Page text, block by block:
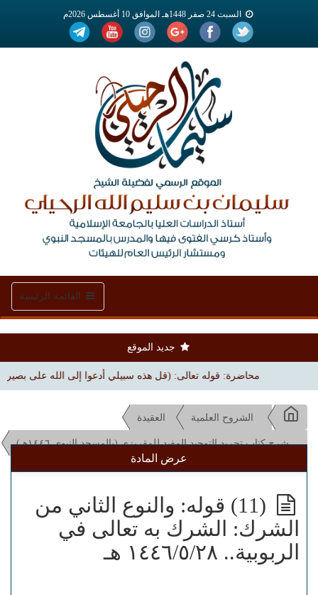
السبت 24 صفر 1448هـ الموافق 10 أغسطس 2026م
Toggle
navigation
القائمة الرئيسة
جديد الموقع
محاضرة: قوله تعالى: (قل هذه سبيلي أدعوا إلى الله على بصيرة) | بجامع
الشروح العلمية العقيدة
شرح كتاب تجريد التوحيد المفيد للمقريزي (بالمسجد النبوي ١٤٤٦هـ)
عرض المادة
(11) قوله: والنوع الثاني من
الشرك: الشرك به تعالى في
الربوبية.. ١٤٤٦/٥/٢٨ هـ